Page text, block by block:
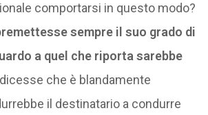
comportarsi in questo modo?
sempre il suo grado di
a quel che riporta sarebbe
che è blandamente
il destinatario a condurre